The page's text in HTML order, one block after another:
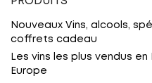
Nouveaux Vins, alcools,
coffrets cadeau
Les vins les plus vendus
Europe